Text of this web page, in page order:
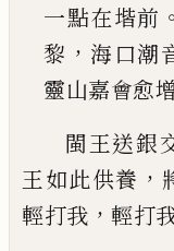
一點在堦前 。
黎 ， 海口潮
靈山嘉會愈
閩王送銀
王如此供養 ，
輕打我 ， 輕打